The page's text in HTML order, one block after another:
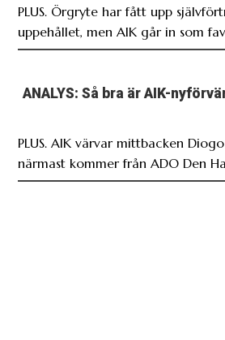
PLUS. Örgryte har fått upp
uppehållet, men AIK går in som
ANALYS: Så bra är AIK-
PLUS. AIK värvar mittbacken
närmast kommer från ADO Den